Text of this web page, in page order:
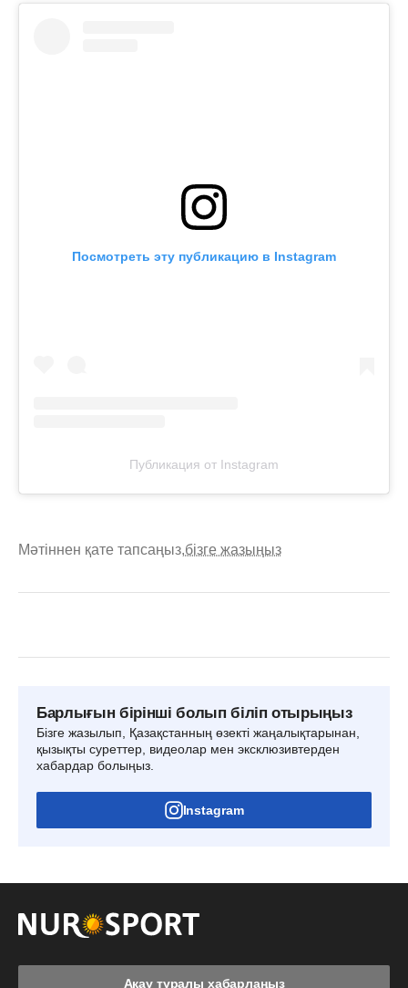
Посмотреть эту публикацию в Instagram
Публикация от Instagram
Мәтіннен қате тапсаңыз,бізге жазыңыз
Барлығын бірінші болып біліп отырыңыз
Бізге жазылып, Қазақстанның өзекті жаңалықтарынан,
қызықты суреттер, видеолар мен эксклюзивтерден
хабардар болыңыз.
Instagram
Ақау туралы хабарлаңыз